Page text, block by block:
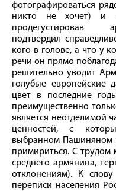
фотографироваться
никто не хочет) и
продегустировав
подтвердил
кого в голове, а что у
речи он прямо
решительно уводит
голубые европейские
цвет в последние
преимущественно
является неотделимой
ценностей, с
выбранном Пашиняном
примириться. С трудом
среднего армянина,
отклонениям). К
переписи населения